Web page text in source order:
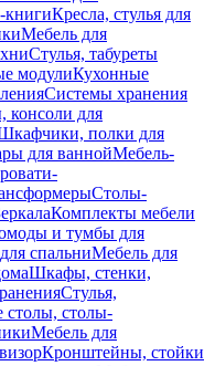
книгиКресла, стулья для
Мебель для
Стулья, табуреты
модулиКухонные
Системы хранения
консоли для
полки для
для ваннойМебель-
Столы-
Комплекты мебели
и тумбы для
спальниМебель для
Шкафы, стенки,
Стулья,
столы-
Мебель для
Кронштейны, стойки